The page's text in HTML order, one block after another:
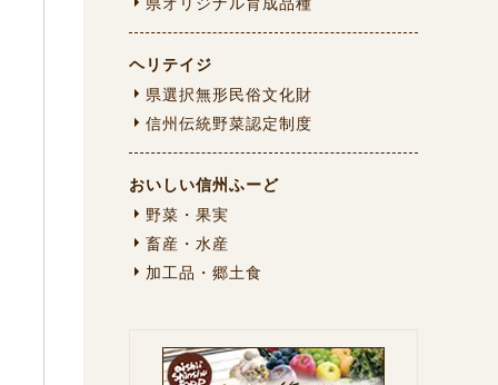
ヘリテイジ
県選択無形民俗文化財
信州伝統野菜認定制度
おいしい信州ふーど
野菜・果実
畜産・水産
加工品・郷土食